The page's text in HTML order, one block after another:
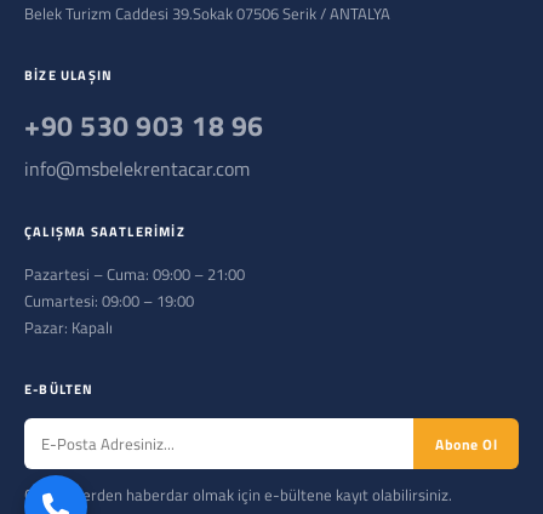
Belek Turizm Caddesi 39.Sokak 07506 Serik / ANTALYA
BIZE ULAŞIN
+90 530 903 18 96
info@msbelekrentacar.com
ÇALIŞMA SAATLERIMIZ
Pazartesi – Cuma: 09:00 – 21:00
Cumartesi: 09:00 – 19:00
Pazar: Kapalı
E-BÜLTEN
Abone Ol
Gelişmelerden haberdar olmak için e-bültene kayıt olabilirsiniz.